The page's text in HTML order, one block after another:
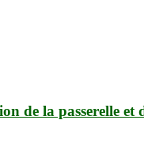
la passerelle et